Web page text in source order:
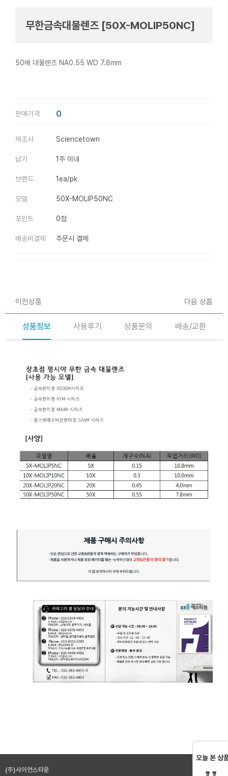
무한금속대물렌즈 [50X-MOLIP50NC]
50배 대물렌즈 NA0.55 WD 7.8mm
판매가격 0
제조사 Sciencetown
납기 1주 이내
브랜드 1ea/pk
모델 50X-MOLIP50NC
포인트 0점
배송비결제 주문시 결제
이전상품 다음 상품
상품정보 사용후기 상품문의 배송/교환
(주)사이언스타운
오늘 본 상